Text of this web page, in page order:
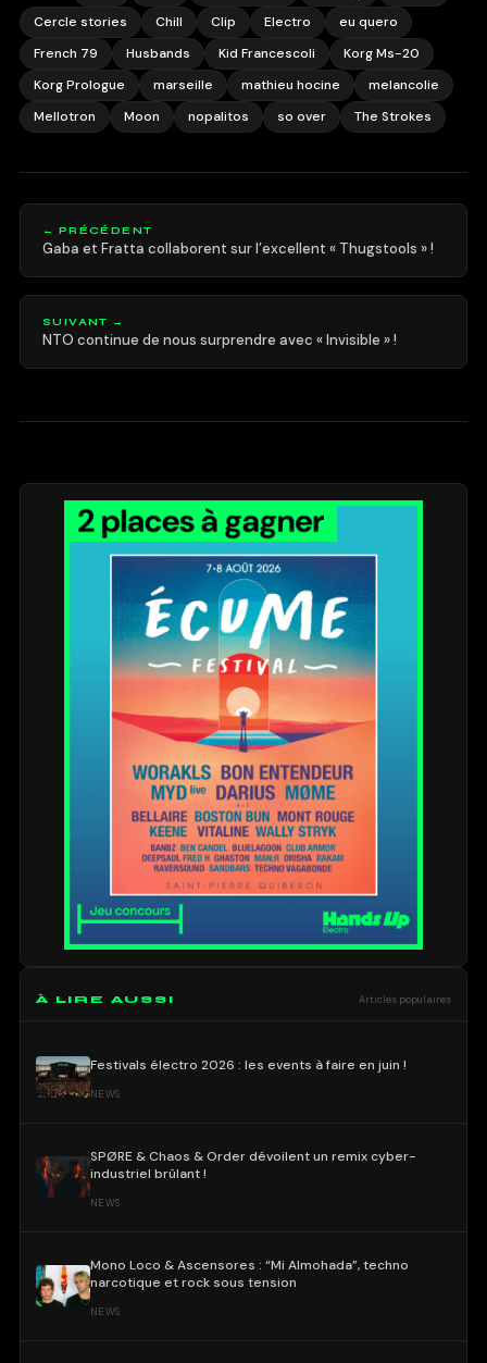
Cercle stories
Chill Clip Electro
eu quero
French 79
Husbands Kid Francescoli
Korg Ms-20
Korg Prologue
marseille mathieu hocine
melancolie
Mellotron
Moon nopalitos so over The Strokes
← PRÉCÉDENT
Gaba et Fratta collaborent sur l’excellent « Thugstools » !
SUIVANT →
NTO continue de nous surprendre avec « Invisible » !
À LIRE AUSSI Articles populaires
Festivals électro 2026 : les events à faire en juin !
NEWS
SPØRE & Chaos & Order dévoilent un remix cyber-
industriel brûlant !
NEWS
Mono Loco & Ascensores : “Mi Almohada”, techno
narcotique et rock sous tension
NEWS